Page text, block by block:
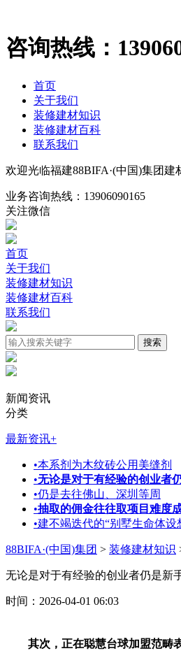
咨询热线：
首页
关于我们
装修建材知识
装修建材百科
联系我们
欢迎光临福建88BIFA·(中国)集团建
业务咨询热线： 13906090165
关注微信
首页
关于我们
装修建材知识
装修建材百科
联系我们
新闻资讯
分类
最新资讯+
•本系剂为木纹砖公用美缝剂
•无论是对于有经验的创业者
•仍是去往佛山、深圳等周
•抽取的佣金往往取项目难度
•建不竭迭代的“别墅生命体设
88BIFA·(中国)集团 > 装修建材知识
无论是对于有经验的创业者仍是新
时间：2026-04-01 06:03
其次，正在聪慧台球加盟范畴